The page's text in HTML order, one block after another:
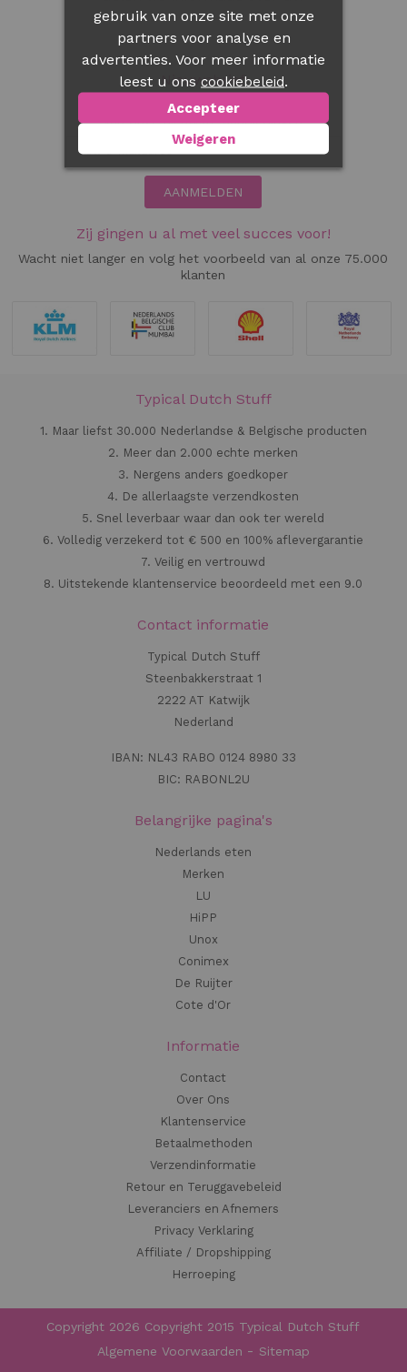
Nieuwsbrief
Blijf elke maand op de hoogte
van onze nieuwste aanbiedingen
AANMELDEN
Zij gingen u al met veel succes voor!
Wacht niet langer en volg het voorbeeld van al onze 75.000
klanten
Typical Dutch Stuff
1. Maar liefst 30.000 Nederlandse & Belgische producten
2. Meer dan 2.000 echte merken
3. Nergens anders goedkoper
4. De allerlaagste verzendkosten
5. Snel leverbaar waar dan ook ter wereld
6. Volledig verzekerd tot € 500 en 100% aflevergarantie
7. Veilig en vertrouwd
8. Uitstekende klantenservice beoordeeld met een 9.0
Contact informatie
Typical Dutch Stuff
Steenbakkerstraat 1
2222 AT Katwijk
Nederland
IBAN: NL43 RABO 0124 8980 33
BIC: RABONL2U
Belangrijke pagina's
Nederlands eten
Merken
LU
HiPP
Unox
Conimex
De Ruijter
Cote d'Or
Informatie
Contact
Over Ons
Klantenservice
Betaalmethoden
Verzendinformatie
Retour en Teruggavebeleid
Leveranciers en Afnemers
Privacy Verklaring
Affiliate / Dropshipping
Herroeping
Copyright 2026 Copyright 2015 Typical Dutch Stuff
Algemene Voorwaarden
Sitemap
gebruik van onze site met onze
partners voor analyse en
advertenties. Voor meer informatie
leest u ons cookiebeleid.
Accepteer
Weigeren